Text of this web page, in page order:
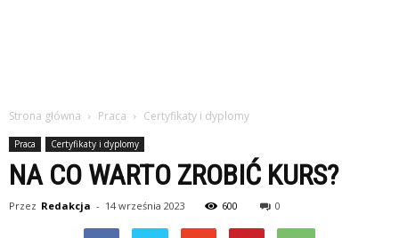
Strona główna Praca Certyfikaty i dyplomy
Praca Certyfikaty i dyplomy
NA CO WARTO ZROBIĆ KURS?
Przez Redakcja - 14 września 2023 600 0